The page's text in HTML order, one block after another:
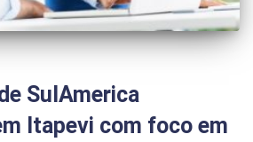
SulAmerica
Itapevi com foco em